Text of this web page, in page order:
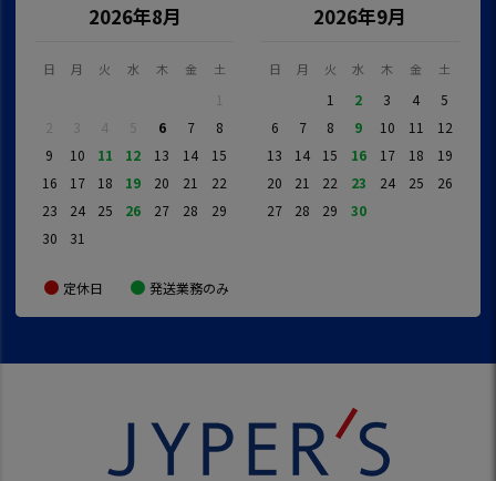
2026年8月
日 月 火 水 木 金 土
1
2
3 4 5 6 7
8
9
10 11 12 13 14
15
16
17 18 19 20 21
22
23
24 25 26 27 28
29
30
31
2026年9月
日 月 火 水 木 金 土
1 2 3 4
5
6
7 8 9 10 11
12
13
14 15 16 17 18
19
20
21 22 23 24 25
26
27
28 29 30
定休日 発送業務のみ